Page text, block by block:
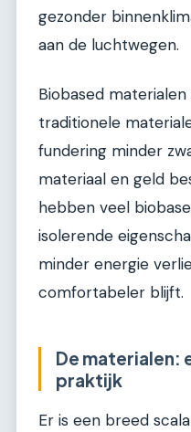
gezonder
aan de luchtwegen.
Biobased
traditionele
fundering minder
materiaal en geld
hebben veel
isolerende
minder energie
comfortabeler blijft.
De materialen:
praktijk
Er is een breed